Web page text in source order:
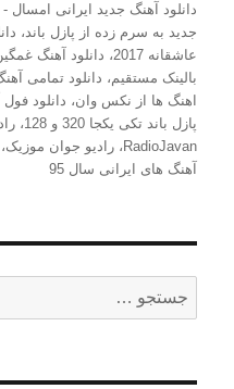
دانلود آهنگ جدید ایرانی
جدید به سرم زده از پازل باند،
عاشقانه 2017
، دانلود آهنگ
بالینک مستقیم، دانلود تمامی
اهنگ ها از نکس وان، دانلود فول
پازل باند تکی یکجا 320 و 128
،
RadioJavan ،رادیو جوان موزیک
آهنگ های ایرانی سال 95
برای: